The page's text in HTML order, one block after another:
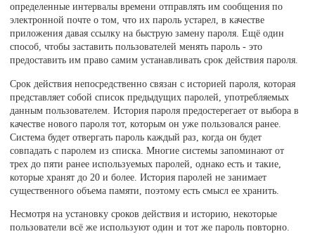
определенные интервалы времени отправлять им сообщения по
электронной почте о том, что их пароль устарел, в качестве
приложения давая ссылку на быструю замену пароля. Ещё один
способ, чтобы заставить пользователей менять пароль - это
предоставить им право самим устанавливать срок действия пароля.
Срок действия непосредственно связан с историей пароля, которая
представляет собой список предыдущих паролей, употребляемых
данным пользователем. История пароля предостерегает от выбора в
качестве нового пароля тот, которым он уже пользовался ранее.
Система будет отвергать пароль каждый раз, когда он будет
совпадать с паролем из списка. Многие системы запоминают от
трех до пяти ранее используемых паролей, однако есть и такие,
которые хранят до 20 и более. История паролей не занимает
существенного объема памяти, поэтому есть смысл ее хранить.
Несмотря на установку сроков действия и историю, некоторые
пользователи всё же используют один и тот же пароль повторно.